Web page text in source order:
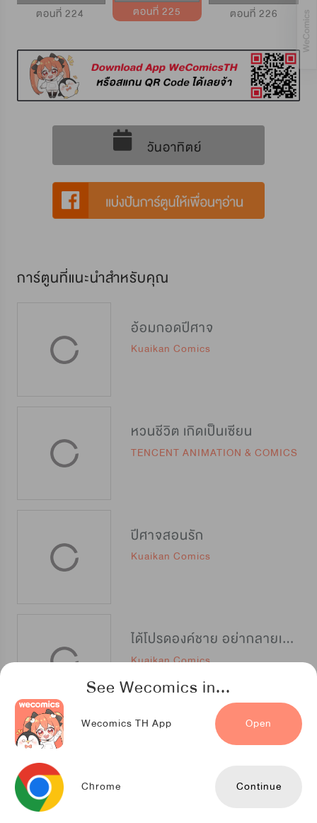
See Wecomics in...
Wecomics TH App Open
Chrome Continue
ตอนที่ 224 ตอนที่ 225 ตอนที่ 226
วันอาทิตย์
การ์ตูนที่แนะนำสำหรับคุณ
อ้อมกอดปีศาจ
Kuaikan Comics
หวนชีวิต เกิดเป็นเซียน
TENCENT ANIMATION & COMICS
ปีศาจสอนรัก
Kuaikan Comics
ได้โปรดองค์ชาย อย่ากลายเป็นปิศาจ
Kuaikan Comics
คู่หูมือปราบมาร ต่างขั้ว